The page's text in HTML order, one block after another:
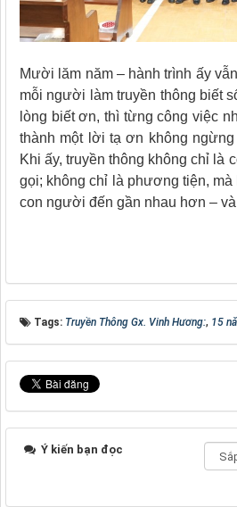
Mười lăm năm – hành trình ấy
mỗi người làm truyền thông biết
lòng biết ơn, thì từng công việc
thành một lời tạ ơn không
Khi ấy, truyền thông không chỉ là
gọi; không chỉ là phương tiện,
con người đến gần nhau hơn –
Tags: Truyền Thông Gx. Vinh Hương:, 15
Ý kiến bạn đọc